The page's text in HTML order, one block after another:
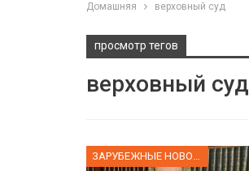
Домашняя верховный суд
просмотр тегов
верховный суд